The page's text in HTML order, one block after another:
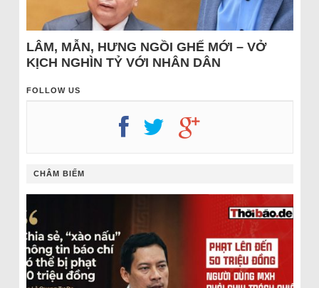
LÂM, MẪN, HƯNG NGỒI GHẾ MỚI – VỞ
KỊCH NGHÌN TỶ VỚI NHÂN DÂN
FOLLOW US
CHÂM BIẾM